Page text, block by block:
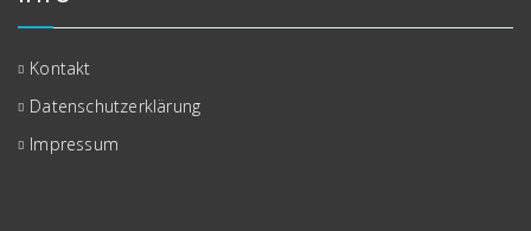
Kontakt
Datenschutzerklärung
Impressum